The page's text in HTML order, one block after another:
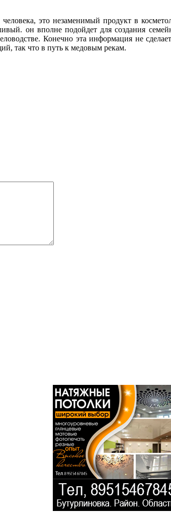
это незаменимый продукт в
он вполне подойдет для создания
Конечно эта информация не
так что в путь к медовым рекам.